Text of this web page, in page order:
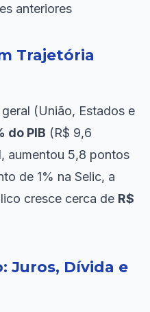
anteriores
Trajetória
(União, Estados e
do PIB (R$ 9,6
aumentou 5,8 pontos
de 1% na Selic, a
cresce cerca de R$
Juros, Dívida e